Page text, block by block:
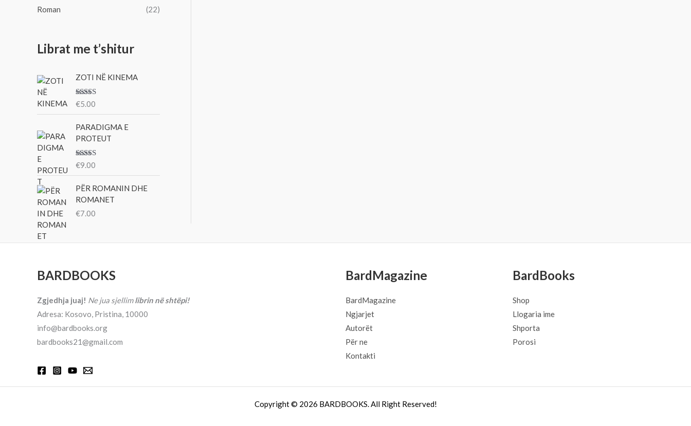
Roman (22)
Librat me t’shitur
ZOTI NË KINEMA
Vlerësu
nga 5
€5.00
PARADIGMA E
PROTEUT
Vlerësu
nga 5
€9.00
PËR ROMANIN DHE
ROMANET
€7.00
BARDBOOKS
Zgjedhja juaj! Ne jua sjellimlibrin në shtëpi!
Adresa: Kosovo, Pristina, 10000
info@bardbooks.org
bardbooks21@gmail.com
BardMagazine
BardMagazine
Ngjarjet
Autorët
Për ne
Kontakti
BardBooks
Shop
Llogaria ime
Shporta
Porosi
Copyright © 2026 BARDBOOKS. All Right Reserved!